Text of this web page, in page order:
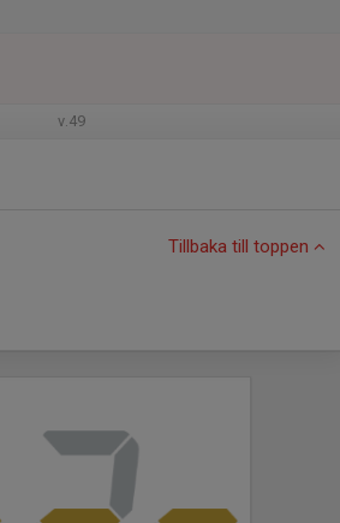
v.49
Tillbaka till toppen